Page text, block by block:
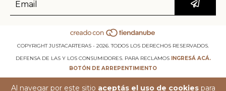
Al navegar por este sitio aceptás el uso de cookiespara
COPYRIGHT JUSTACARTERAS - 2026. TODOS LOS DERECHOS RESERVADOS.
DEFENSA DE LAS Y LOS CONSUMIDORES. PARA RECLAMOS
INGRESÁ ACÁ.
BOTÓN DE ARREPENTIMIENTO